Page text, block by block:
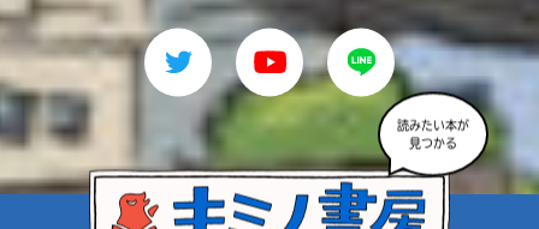
読みたい本が
見つかる